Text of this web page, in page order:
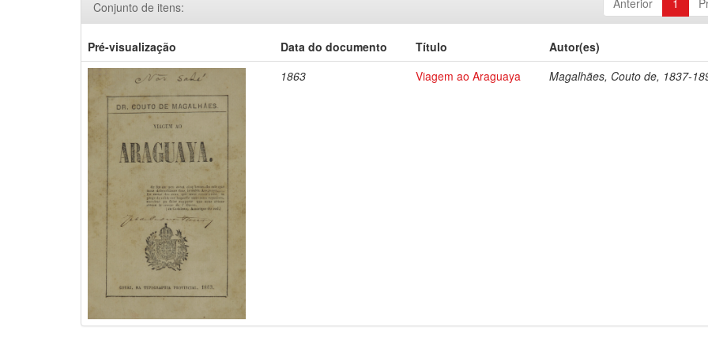
Anterior 1
Conjunto de itens:
Pré-visualização Data do documento Título
Autor(es)
1863
Viagem ao Araguaya Magalhães, Couto de, 1837-